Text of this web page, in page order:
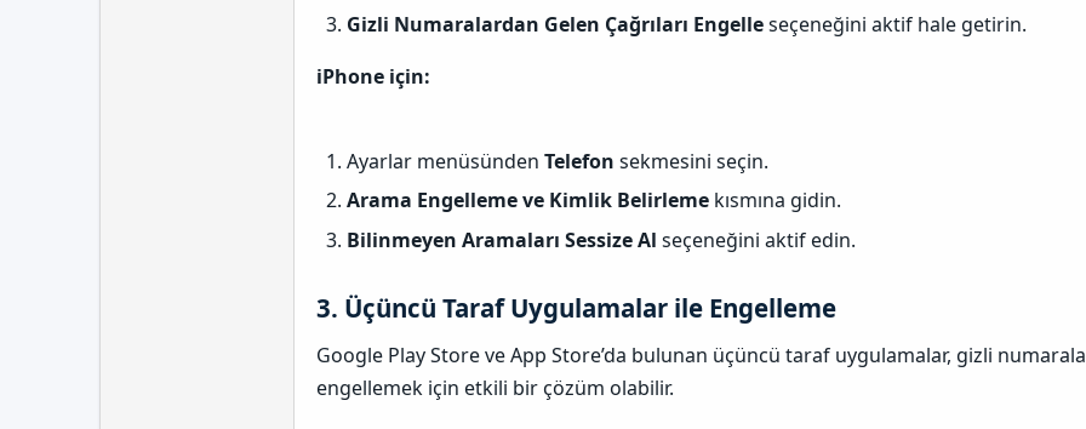
Gizli Numaralardan Gelen Çağrıları Engelleseçeneğini aktif hale getirin.
iPhone için:
Ayarlar menüsünden Telefon sekmesini seçin.
Arama Engelleme ve Kimlik Belirlemekısmına gidin.
Bilinmeyen Aramaları Sessize Al seçeneğini aktif edin.
3. Üçüncü Taraf Uygulamalar ile Engelleme
Google Play Store ve App Store’da bulunan üçüncü taraf uygulamalar, gizli
engellemek için etkili bir çözüm olabilir.